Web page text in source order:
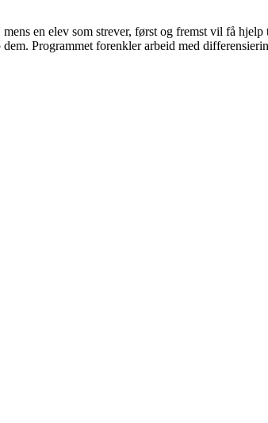
en elev som strever, først og fremst vil få
Programmet forenkler arbeid med